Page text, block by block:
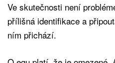
Ve skutečnosti není
přílišná identifikace a
ním přichází.